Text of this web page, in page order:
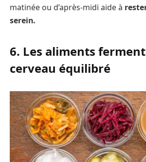
matinée ou d’après-midi aide à
serein.
6. Les aliments
cerveau équilibré